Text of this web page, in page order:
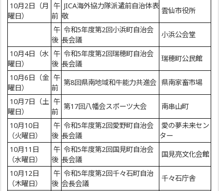
10月2日（月
曜日）
午
前
JICA海外協力隊派遣前自治体表
敬
雲仙市役所
午
後
令和5年度第2回小浜町自治会
長会議
小浜公会堂
10月4日（水
曜日）
午
後
令和5年度第2回瑞穂町自治会
長会議
瑞穂町公民館
10月6日（金
曜日）
午
前
第8回県南地域和牛能力共進会 県南家畜市場
10月7日（土
曜日）
午
前
第17回八幡会スポーツ大会 南串山町
10月10日
（火曜日）
午
後
令和5年度第2回愛野町自治会
長会議
愛の夢未来セン
ター
10月11日
（水曜日）
午
後
令和5年度第2回国見町自治会
長会議
国見亮文化会館
10月12日
（木曜日）
午
後
令和5年度第2回千々石町自治
会長会議
千々石庁舎